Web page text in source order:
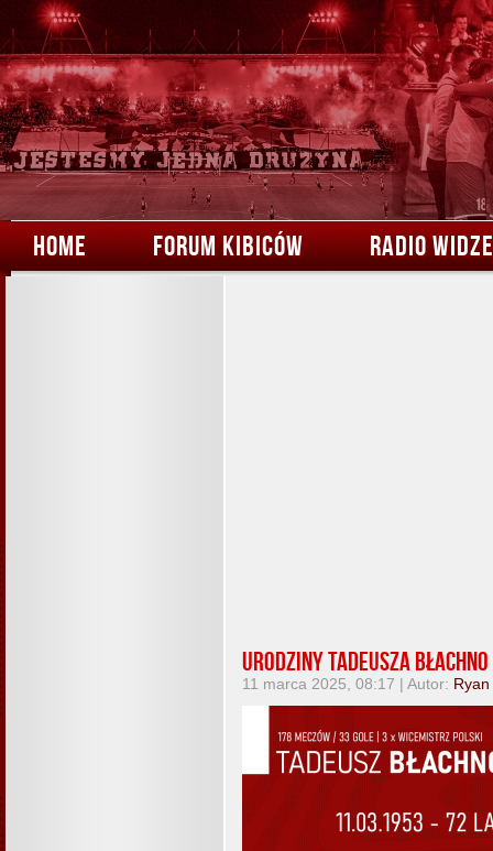
HOME FORUM KIBICÓW RADIO
Urodziny Tadeusza
11 marca 2025, 08:17 | Autor: Ryan